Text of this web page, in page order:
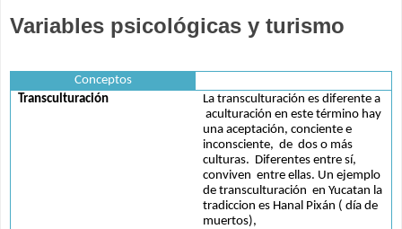
Variables psicológicas y turismo
Conceptos
Transculturación
La transculturación es diferente a
aculturación en este término hay
una aceptación, conciente e
inconsciente,  de  dos o más
culturas.  Diferentes entre sí,
conviven  entre ellas. Un ejemplo
de transculturación  en Yucatan la
tradiccion es Hanal Pixán ( día de
muertos),